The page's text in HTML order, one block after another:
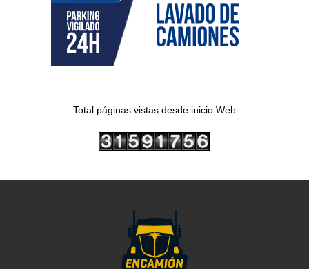
Total páginas vistas desde inicio Web